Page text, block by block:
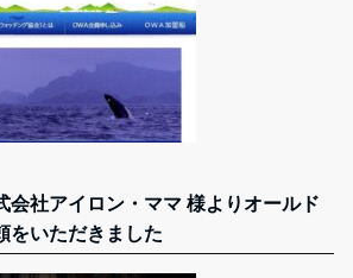
会社アイロン・ママ 様よりオールド
をいただきました